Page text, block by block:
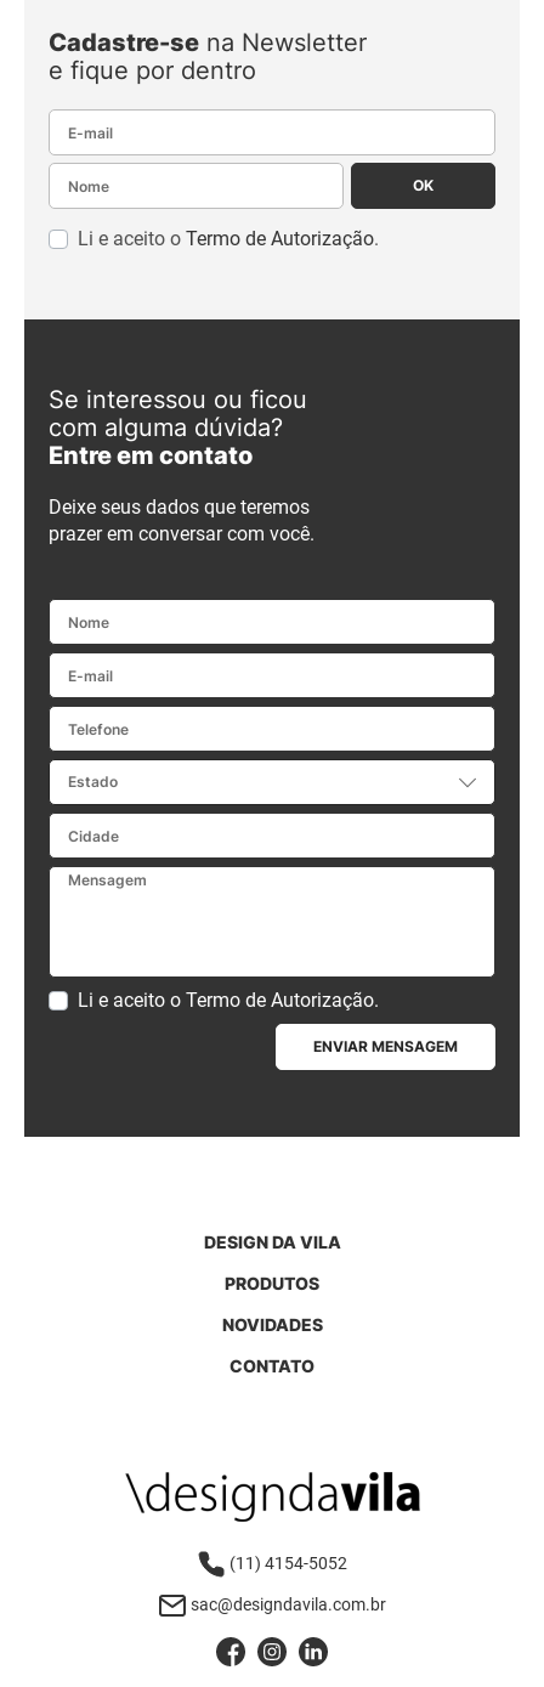
Cadastre-se na Newsletter
e fique por dentro
E-mail
Nome
OK
Li e aceito o Termo de Autorização.
Se interessou ou ficou
com alguma dúvida?
Entre em contato
Deixe seus dados que teremos
prazer em conversar com você.
Nome
E-mail
Telefone
Estado
Cidade
Mensagem
Li e aceito o Termo de Autorização.
ENVIAR MENSAGEM
DESIGN DA VILA
PRODUTOS
NOVIDADES
CONTATO
(11) 4154-5052
sac@designdavila.com.br